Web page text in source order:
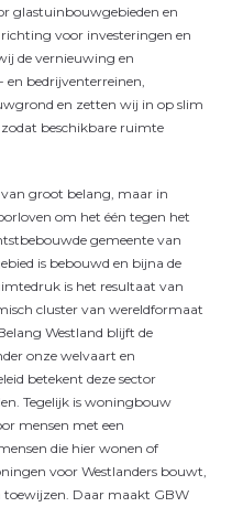
glastuinbouwgebieden en
voor investeringen en
de vernieuwing en
bedrijventerreinen,
en zetten wij in op slim
beschikbare ruimte
groot belang, maar in
om het één tegen het
gemeente van
is bebouwd en bijna de
is het resultaat van
cluster van wereldformaat
Westland blijft de
onze welvaart en
betekent deze sector
Tegelijk is woningbouw
mensen met een
die hier wonen of
voor Westlanders bouwt,
toewijzen. Daar maakt GBW